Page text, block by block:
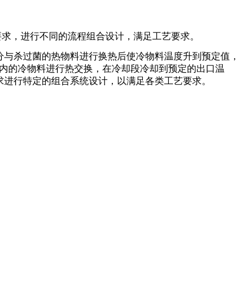
，进行不同的流程组合设计，满足工艺要求。
杀过菌的热物料进行换热后使冷物料温度升到预定值，
的冷物料进行热交换，在冷却段冷却到预定的出口温
行特定的组合系统设计，以满足各类工艺要求。